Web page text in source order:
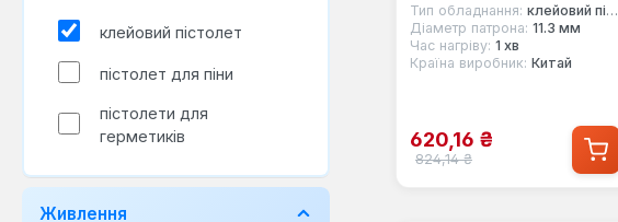
клейовий пістолет
пістолет для піни
пістолети для
герметиків
Живлення
Тип обладнання: клейовий пістолет
Діаметр патрона: 11.3 мм
Час нагріву: 1 хв
Країна виробник: Китай
Ціна продажу:
620,16 ₴
Звичайна ціна:
824,14 ₴